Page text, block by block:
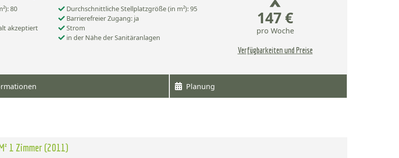
80
Durchschnittliche Stellplatzgröße (in m²): 95
Barrierefreier Zugang: ja
akzeptiert
Strom
in der Nähe der Sanitäranlagen
147 €
pro Woche
Verfügbarkeiten und Preise
Planung
1 Zimmer (2011)